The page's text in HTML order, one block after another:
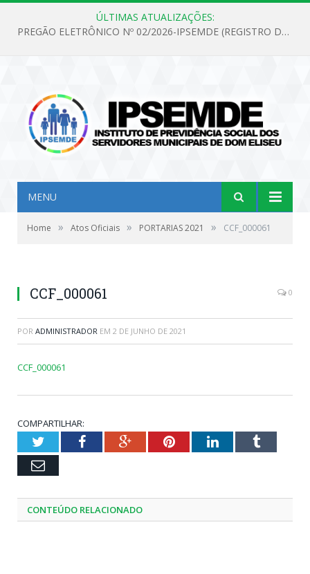
ÚLTIMAS ATUALIZAÇÕES:
PREGÃO ELETRÔNICO Nº 02/2026-IPSEMDE (REGISTRO DE PREÇOS PARA FUTURA E EVENTUAL AQUISIÇÃO DE MATERIAL DE LIMPEZA E GÊNEROS ALIMENTÍCIOS PARA ATENDER AS NECESSIDADES DO INSTITUTO DE PREVIDÊNCIA SOCIAL DOS SERVIDORES MUNICIPAIS DE DOM ELISEU.)
MENU
Home » Atos Oficiais » PORTARIAS 2021 » CCF_000061
CCF_000061 0
POR ADMINISTRADOR EM 2 DE JUNHO DE 2021
CCF_000061
COMPARTILHAR:
TwitterFacebookGoogle+PinterestLinkedInTumblr
Email
CONTEÚDO RELACIONADO